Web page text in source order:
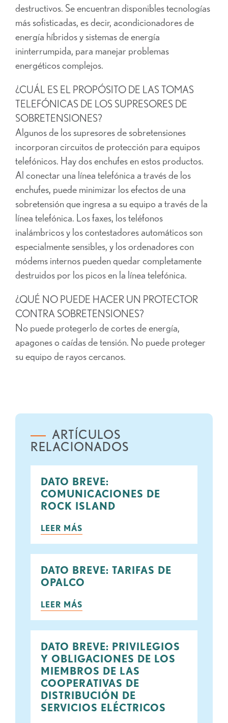
destructivos. Se encuentran disponibles tecnologías
más sofisticadas, es decir, acondicionadores de
energía híbridos y sistemas de energía
ininterrumpida, para manejar problemas
energéticos complejos.
¿CUÁL ES EL PROPÓSITO DE LAS TOMAS
TELEFÓNICAS DE LOS SUPRESORES DE
SOBRETENSIONES?
Algunos de los supresores de sobretensiones
incorporan circuitos de protección para equipos
telefónicos. Hay dos enchufes en estos productos.
Al conectar una línea telefónica a través de los
enchufes, puede minimizar los efectos de una
sobretensión que ingresa a su equipo a través de la
línea telefónica. Los faxes, los teléfonos
inalámbricos y los contestadores automáticos son
especialmente sensibles, y los ordenadores con
módems internos pueden quedar completamente
destruidos por los picos en la línea telefónica.
¿QUÉ NO PUEDE HACER UN PROTECTOR
CONTRA SOBRETENSIONES?
No puede protegerlo de cortes de energía,
apagones o caídas de tensión. No puede proteger
su equipo de rayos cercanos.
ARTÍCULOS
RELACIONADOS
DATO BREVE:
COMUNICACIONES DE
ROCK ISLAND
LEER MÁS
DATO BREVE: TARIFAS DE
OPALCO
LEER MÁS
DATO BREVE: PRIVILEGIOS
Y OBLIGACIONES DE LOS
MIEMBROS DE LAS
COOPERATIVAS DE
DISTRIBUCIÓN DE
SERVICIOS ELÉCTRICOS